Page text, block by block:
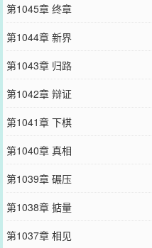
第1045章 终章
第1044章 新界
第1043章 归路
第1042章 辩证
第1041章 下棋
第1040章 真相
第1039章 碾压
第1038章 掂量
第1037章 相见